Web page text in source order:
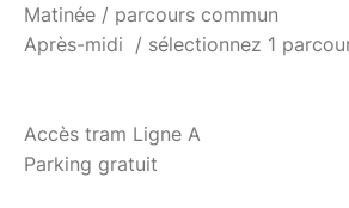
Matinée / parcours commun
Après-midi / sélectionnez 1
Accès tram Ligne A
Parking gratuit